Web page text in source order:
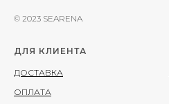
© 2023 SEARENA
ДЛЯ КЛИЕНТА
ДОСТАВКА
ОПЛАТА